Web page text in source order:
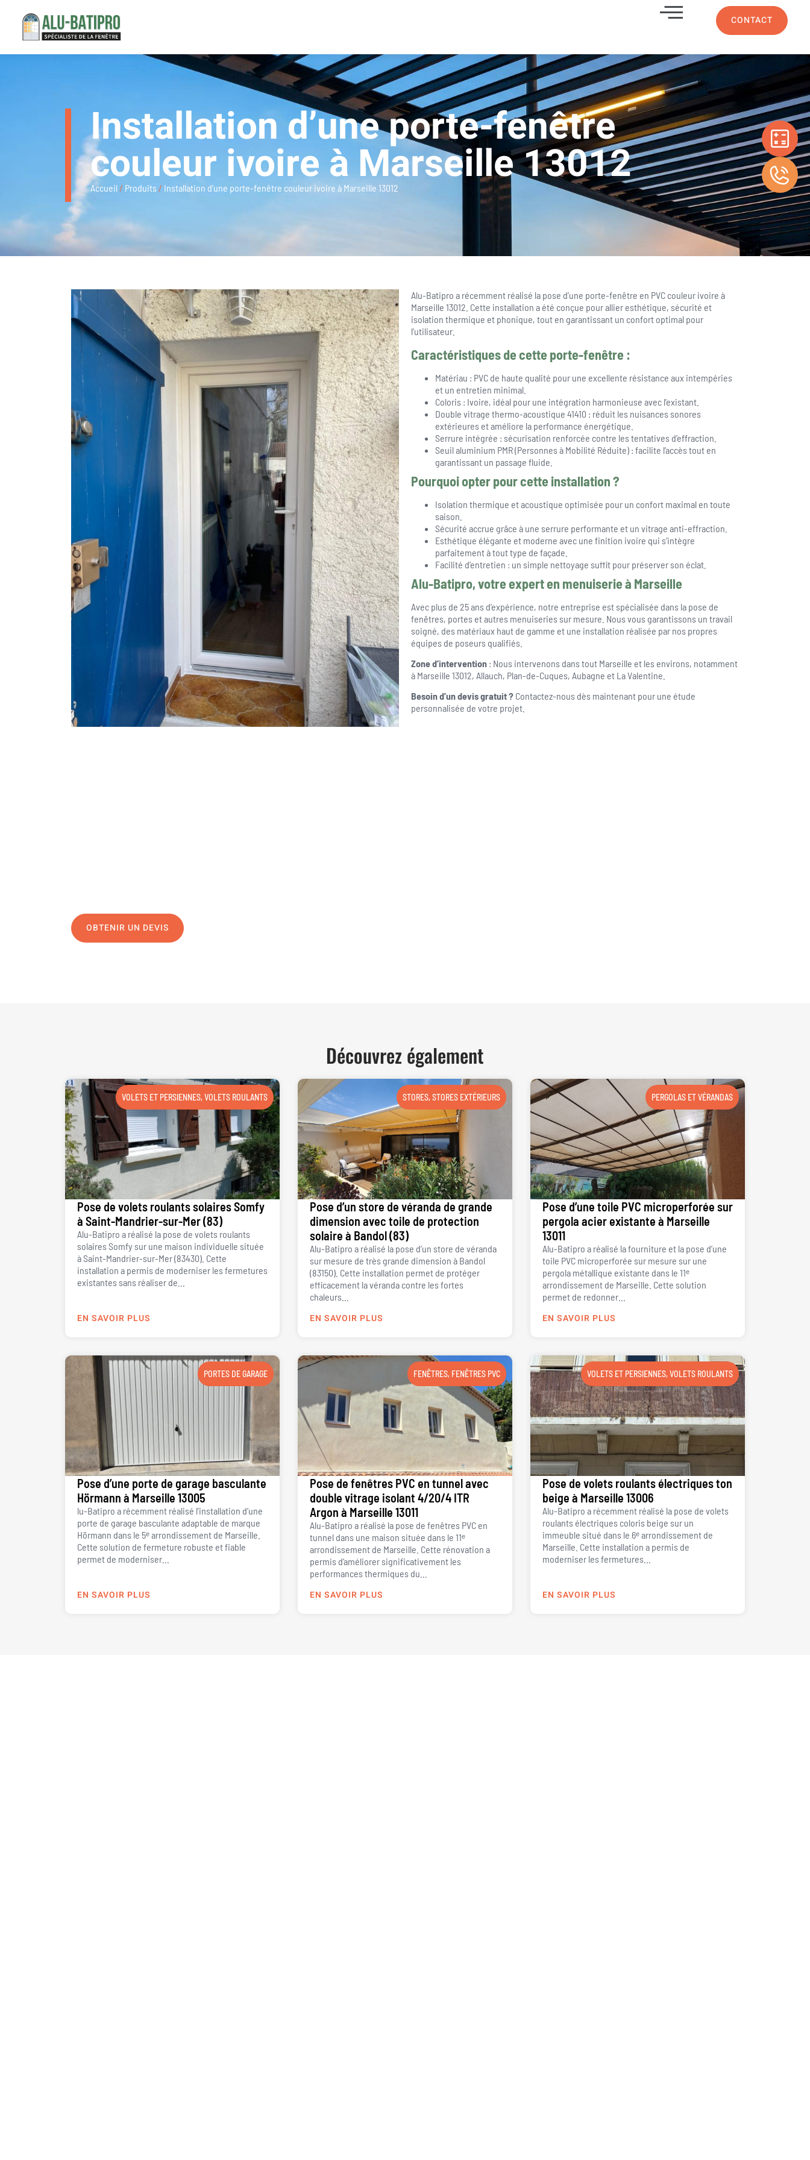
CONTACT
Installation d’une porte-fenêtre
couleur ivoire à Marseille 13012
Accueil/ Produits / Installation d’une porte-fenêtre couleur ivoire à Marseille 13012
Alu-Batipro a récemment réalisé la pose d’une porte-fenêtre en PVC couleur ivoire à
Marseille 13012. Cette installation a été conçue pour allier esthétique, sécurité et
isolation thermique et phonique, tout en garantissant un confort optimal pour
l’utilisateur.
Caractéristiques de cette porte-fenêtre :
Matériau : PVC de haute qualité pour une excellente résistance aux intempéries
et un entretien minimal.
Coloris : Ivoire, idéal pour une intégration harmonieuse avec l’existant.
Double vitrage thermo-acoustique 41410 : réduit les nuisances sonores
extérieures et améliore la performance énergétique.
Serrure intégrée : sécurisation renforcée contre les tentatives d’effraction.
Seuil aluminium PMR (Personnes à Mobilité Réduite) : facilite l’accès tout en
garantissant un passage fluide.
Pourquoi opter pour cette installation ?
Isolation thermique et acoustique optimisée pour un confort maximal en toute
saison.
Sécurité accrue grâce à une serrure performante et un vitrage anti-effraction.
Esthétique élégante et moderne avec une finition ivoire qui s’intègre
parfaitement à tout type de façade.
Facilité d’entretien : un simple nettoyage suffit pour préserver son éclat.
Alu-Batipro, votre expert en menuiserie à Marseille
Avec plus de 25 ans d’expérience, notre entreprise est spécialisée dans la pose de
fenêtres, portes et autres menuiseries sur mesure. Nous vous garantissons un travail
soigné, des matériaux haut de gamme et une installation réalisée par nos propres
équipes de poseurs qualifiés.
Zone d’intervention : Nous intervenons dans tout Marseille et les environs, notamment
à Marseille 13012, Allauch, Plan-de-Cuques, Aubagne et La Valentine.
Besoin d’un devis gratuit ? Contactez-nous dès maintenant pour une étude
personnalisée de votre projet.
OBTENIR UN DEVIS
Découvrez également
VOLETS ET PERSIENNES,VOLETS ROULANTS
Pose de volets roulants solaires Somfy
à Saint-Mandrier-sur-Mer (83)
Alu-Batipro a réalisé la pose de volets roulants
solaires Somfy sur une maison individuelle située
à Saint-Mandrier-sur-Mer (83430). Cette
installation a permis de moderniser les fermetures
existantes sans réaliser de...
EN SAVOIR PLUS
STORES,STORES EXTÉRIEURS
Pose d’un store de véranda de grande
dimension avec toile de protection
solaire à Bandol (83)
Alu-Batipro a réalisé la pose d’un store de véranda
sur mesure de très grande dimension à Bandol
(83150). Cette installation permet de protéger
efficacement la véranda contre les fortes
chaleurs...
EN SAVOIR PLUS
PERGOLAS ET VÉRANDAS
Pose d’une toile PVC microperforée sur
pergola acier existante à Marseille
13011
Alu-Batipro a réalisé la fourniture et la pose d’une
toile PVC microperforée sur mesure sur une
pergola métallique existante dans le 11ᵉ
arrondissement de Marseille. Cette solution
permet de redonner...
EN SAVOIR PLUS
PORTES DE GARAGE
Pose d’une porte de garage basculante
Hörmann à Marseille 13005
lu-Batipro a récemment réalisé l’installation d’une
porte de garage basculante adaptable de marque
Hörmann dans le 5ᵉ arrondissement de Marseille.
Cette solution de fermeture robuste et fiable
permet de moderniser...
EN SAVOIR PLUS
FENÊTRES, FENÊTRES PVC
Pose de fenêtres PVC en tunnel avec
double vitrage isolant 4/20/4 ITR
Argon à Marseille 13011
Alu-Batipro a réalisé la pose de fenêtres PVC en
tunnel dans une maison située dans le 11ᵉ
arrondissement de Marseille. Cette rénovation a
permis d’améliorer significativement les
performances thermiques du...
EN SAVOIR PLUS
VOLETS ET PERSIENNES,VOLETS ROULANTS
Pose de volets roulants électriques ton
beige à Marseille 13006
Alu-Batipro a récemment réalisé la pose de volets
roulants électriques coloris beige sur un
immeuble situé dans le 6ᵉ arrondissement de
Marseille. Cette installation a permis de
moderniser les fermetures...
EN SAVOIR PLUS